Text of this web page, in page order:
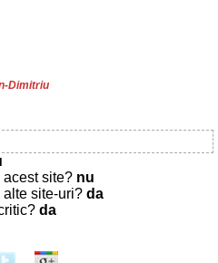
Dimitriu
acest site? nu
alte site-uri? da
da